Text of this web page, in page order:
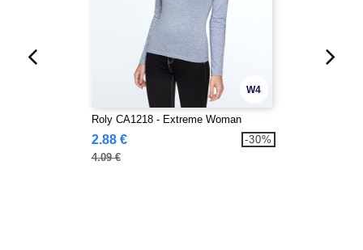
W4
Roly CA1218 - Extreme Woman
2.88 €
4.09 €
-30%